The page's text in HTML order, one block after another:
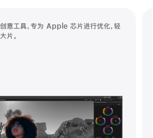
意工具，专为 Apple 芯片进行优化，轻
片。